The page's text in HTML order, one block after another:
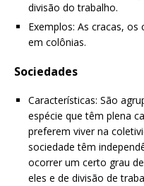
divisão do trabalho.
Exemplos: As cracas,
em colônias.
Sociedades
Características: São
espécie que têm plena
preferem viver na
sociedade têm
ocorrer um certo grau
eles e de divisão de